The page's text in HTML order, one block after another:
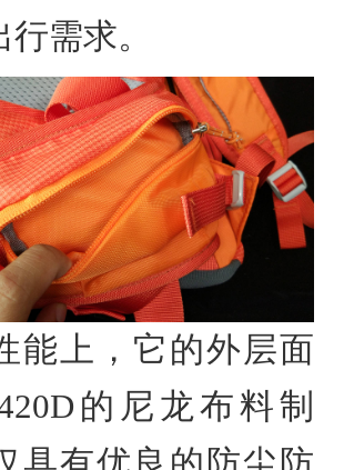
需求。
能上，它的外层面
的尼龙布料制